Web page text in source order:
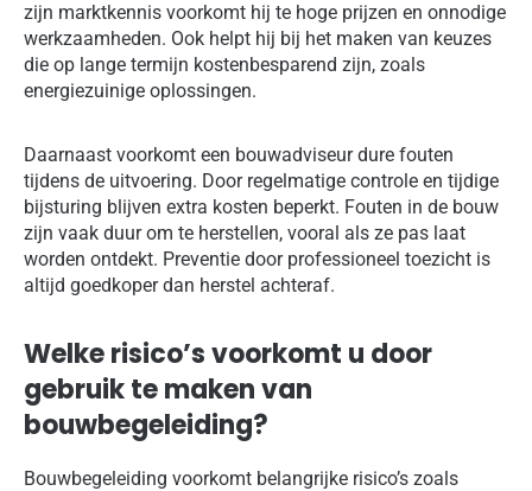
zijn marktkennis voorkomt hij te hoge prijzen en onnodige
werkzaamheden. Ook helpt hij bij het maken van keuzes
die op lange termijn kostenbesparend zijn, zoals
energiezuinige oplossingen.
Daarnaast voorkomt een bouwadviseur dure fouten
tijdens de uitvoering. Door regelmatige controle en tijdige
bijsturing blijven extra kosten beperkt. Fouten in de bouw
zijn vaak duur om te herstellen, vooral als ze pas laat
worden ontdekt. Preventie door professioneel toezicht is
altijd goedkoper dan herstel achteraf.
Welke risico’s voorkomt u door
gebruik te maken van
bouwbegeleiding?
Bouwbegeleiding voorkomt belangrijke risico’s zoals